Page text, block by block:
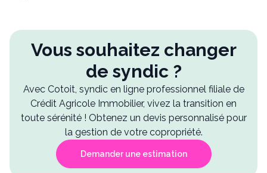
Vous souhaitez changer
de syndic ?
Avec Cotoit, syndic en ligne professionnel filiale de
Crédit Agricole Immobilier, vivez la transition en
toute sérénité ! Obtenez un devis personnalisé pour
la gestion de votre copropriété.
Demander une estimation